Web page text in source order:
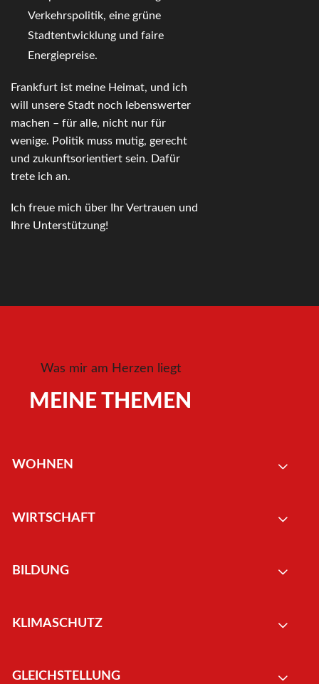
Verkehrspolitik, eine grüne
Stadtentwicklung und faire
Energiepreise.
Frankfurt ist meine Heimat, und ich
will unsere Stadt noch lebenswerter
machen – für alle, nicht nur für
wenige. Politik muss mutig, gerecht
und zukunftsorientiert sein. Dafür
trete ich an.
Ich freue mich über Ihr Vertrauen und
Ihre Unterstützung!
Was mir am Herzen liegt
MEINE THEMEN
WOHNEN
WIRTSCHAFT
BILDUNG
KLIMASCHUTZ
GLEICHSTELLUNG